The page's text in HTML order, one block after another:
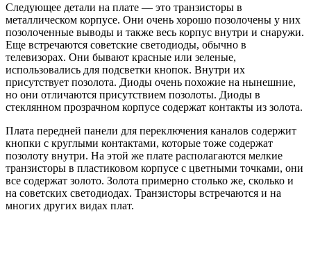
Следующее детали на плате — это транзисторы в
металлическом корпусе. Они очень хорошо позолочены у них
позолоченные выводы и также весь корпус внутри и снаружи.
Еще встречаются советские светодиоды, обычно в
телевизорах. Они бывают красные или зеленые,
использовались для подсветки кнопок. Внутри их
присутствует позолота. Диоды очень похожие на нынешние,
но они отличаются присутствием позолоты. Диоды в
стеклянном прозрачном корпусе содержат контакты из золота.
Плата передней панели для переключения каналов содержит
кнопки с круглыми контактами, которые тоже содержат
позолоту внутри. На этой же плате располагаются мелкие
транзисторы в пластиковом корпусе с цветными точками, они
все содержат золото. Золота примерно столько же, сколько и
на советских светодиодах. Транзисторы встречаются и на
многих других видах плат.